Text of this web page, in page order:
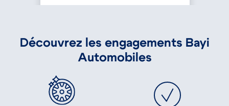
Découvrez les engagements Bayi
Automobiles